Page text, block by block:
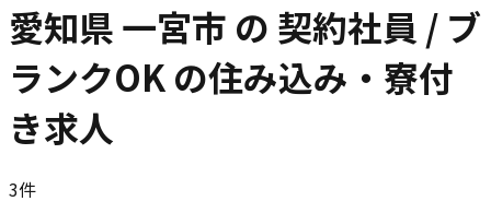
愛知県 一宮市 の 契約社員 / ブ
ランクOKの住み込み・寮付
き求人
3件